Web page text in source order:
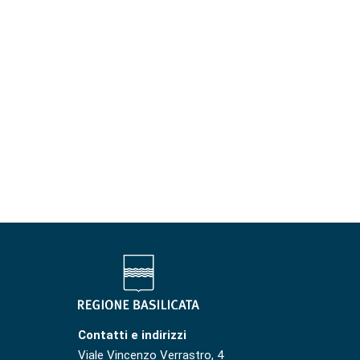
Contatti e indirizzi
Viale Vincenzo Verrastro, 4